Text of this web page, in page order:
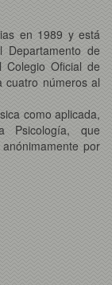
en 1989 y está
de
Oficial de
cuatro números al
como aplicada,
Psicología, que
por